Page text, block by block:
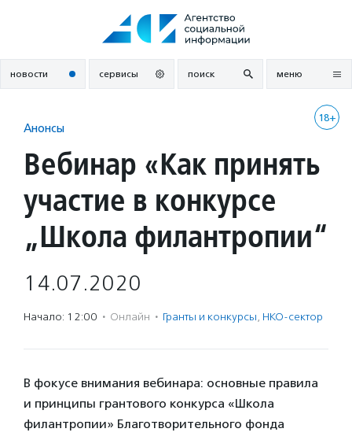
новости сервисы поиск меню
18+
Анонсы
Вебинар «Как принять
участие в конкурсе
„Школа филантропии“
14.07.2020
Начало: 12:00 · Онлайн · Гранты и конкурсы, НКО-сектор
В фокусе внимания вебинара: основные правила
и принципы грантового конкурса «Школа
филантропии» Благотворительного фонда